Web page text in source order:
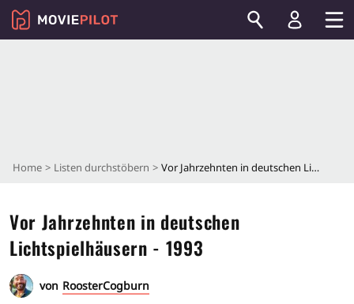
Home Listen durchstöbern Vor Jahrzehnten in deutschen Lichtspielhäusern - 1993
Vor Jahrzehnten in deutschen
Lichtspielhäusern - 1993
von RoosterCogburn